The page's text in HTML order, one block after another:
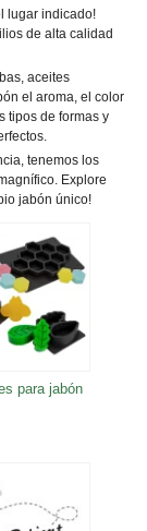
lugar indicado!
de alta calidad
aceites
el aroma, el color
tipos de formas y
tenemos los
Explore
jabón único!
para jabón